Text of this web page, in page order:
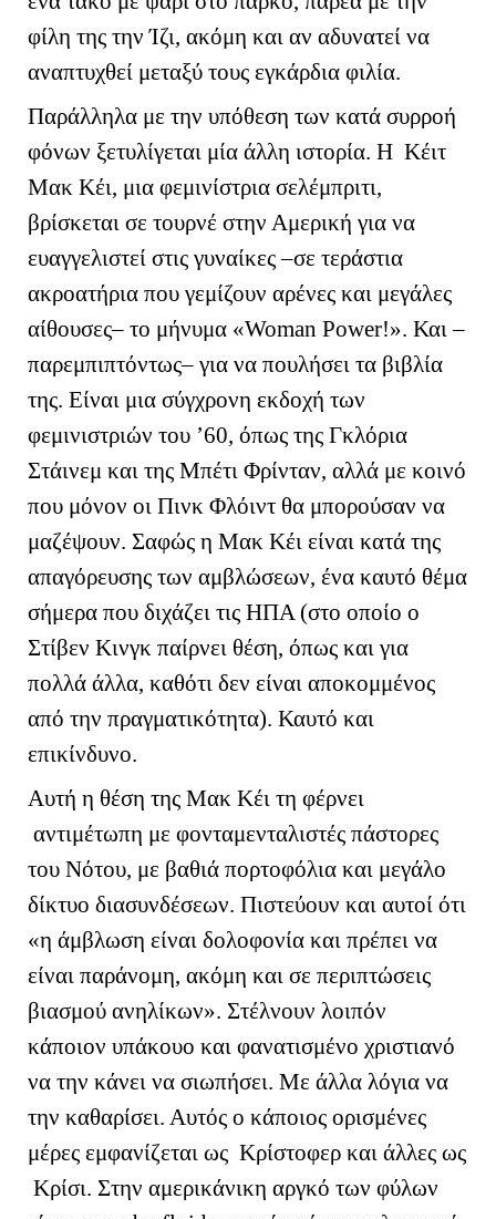
φίλη της την Ίζι, ακόμη και αν αδυνατεί να
αναπτυχθεί μεταξύ τους εγκάρδια φιλία.
Παράλληλα με την υπόθεση των κατά συρροή
φόνων ξετυλίγεται μία άλλη ιστορία. Η Κέιτ
Μακ Κέι, μια φεμινίστρια σελέμπριτι,
βρίσκεται σε τουρνέ στην Αμερική για να
ευαγγελιστεί στις γυναίκες –σε τεράστια
ακροατήρια που γεμίζουν αρένες και μεγάλες
αίθουσες– το μήνυμα «Woman Power!». Και –
παρεμπιπτόντως– για να πουλήσει τα βιβλία
της. Είναι μια σύγχρονη εκδοχή των
φεμινιστριών του ’60, όπως της Γκλόρια
Στάινεμ και της Μπέτι Φρίνταν, αλλά με κοινό
που μόνον οι Πινκ Φλόιντ θα μπορούσαν να
μαζέψουν. Σαφώς η Μακ Κέι είναι κατά της
απαγόρευσης των αμβλώσεων, ένα καυτό θέμα
σήμερα που διχάζει τις ΗΠΑ (στο οποίο ο
Στίβεν Κινγκ παίρνει θέση, όπως και για
πολλά άλλα, καθότι δεν είναι αποκομμένος
από την πραγματικότητα). Καυτό και
επικίνδυνο.
Αυτή η θέση της Μακ Κέι τη φέρνει
αντιμέτωπη με φονταμενταλιστές πάστορες
του Νότου, με βαθιά πορτοφόλια και μεγάλο
δίκτυο διασυνδέσεων. Πιστεύουν και αυτοί ότι
«η άμβλωση είναι δολοφονία και πρέπει να
είναι παράνομη, ακόμη και σε περιπτώσεις
βιασμού ανηλίκων». Στέλνουν λοιπόν
κάποιον υπάκουο και φανατισμένο χριστιανό
να την κάνει να σιωπήσει. Με άλλα λόγια να
την καθαρίσει. Αυτός ο κάποιος ορισμένες
μέρες εμφανίζεται ως Κρίστοφερ και άλλες ως
Κρίσι. Στην αμερικάνικη αργκό των φύλων